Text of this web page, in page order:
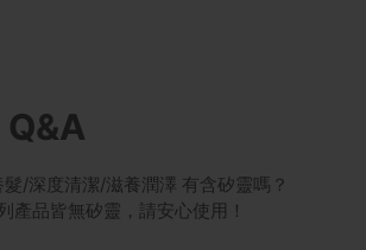
Q&A
/深度清潔/滋養潤澤 有含矽靈嗎？
產品皆無矽靈，請安心使用！